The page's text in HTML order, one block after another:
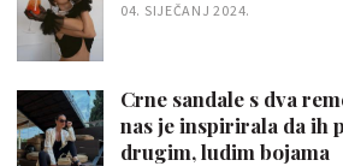
04. SIJEČANJ 2024.
Crne sandale s dva
nas je inspirirala da ih
drugim, ludim bojama